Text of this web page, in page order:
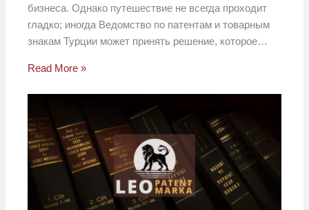
бизнеса. Однако путешествие не всегда проходит
гладко; иногда Ведомство по патентам и товарным
знакам Турции может принять решение, которое…
Read More »